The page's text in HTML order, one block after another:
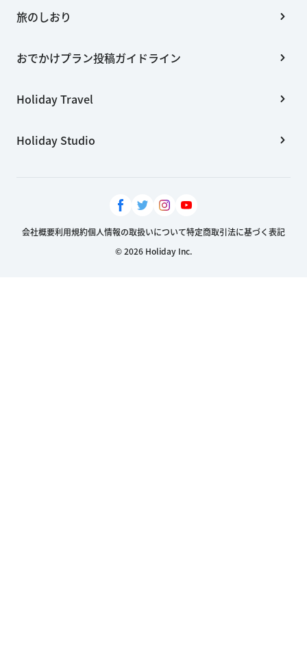
旅のしおり
おでかけプラン投稿ガイドライン
Holiday Travel
Holiday Studio
会社概要利用規約個人情報の取扱いについて特定商取引法に基づく表記
© 2026 Holiday Inc.